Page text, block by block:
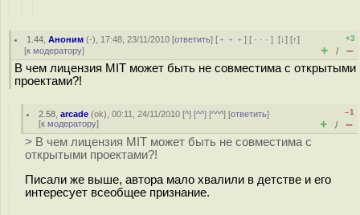
1.44 ,Аноним (-), 17:48, 23/11/2010 [ответить] [ ﹢﹢﹢] [ · · ·][↓] [↑]
[к модератору]
+3
+ / –
В чем лицензия MIT может быть не совместима с открытыми
проектами?!
2.58 ,arcade (ok), 00:11, 24/11/2010 [^] [^^] [^^^] [ответить]
[к модератору]
–1
+ / –
> В чем лицензия MIT может быть не совместима с
открытыми проектами?!
Писали же выше, автора мало хвалили в детстве и его
интересует всеобщее признание.